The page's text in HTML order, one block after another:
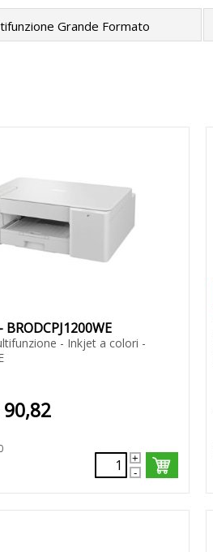
Grande Formato
BRODCPJ1200WE
- Inkjet a colori -
90,82